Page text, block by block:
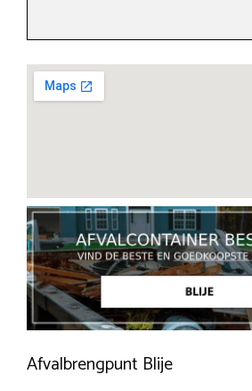
Afvalbrengpunt Blije